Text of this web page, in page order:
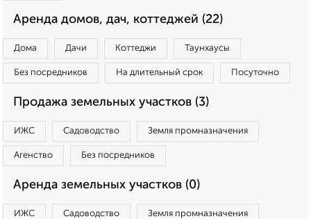
Аренда домов, дач, коттеджей (22)
Дома Дачи Коттеджи Таунхаусы
Без посредников На длительный срок Посуточно
Продажа земельных участков (3)
ИЖС Садоводство Земля промназначения
Агенство Без посредников
Аренда земельных участков (0)
ИЖС Садоводство Земля промназначения